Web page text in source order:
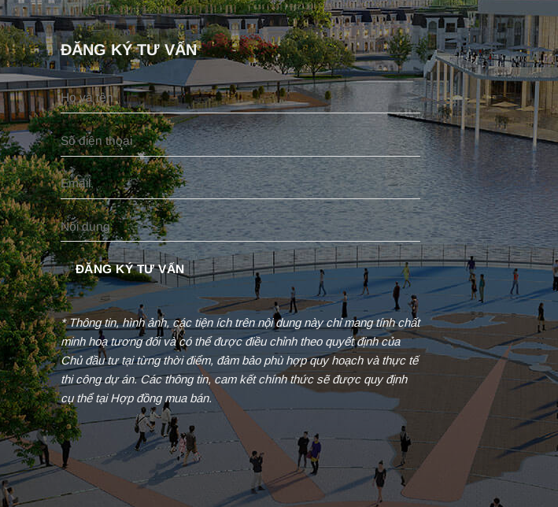
ĐĂNG KÝ TƯ VẤN
* Thông tin, hình ảnh, các tiện ích trên nội dung này chỉ mang tính chất
minh hoạ tương đối và có thể được điều chỉnh theo quyết định của
Chủ đầu tư tại từng thời điểm, đảm bảo phù hợp quy hoạch và thực tế
thi công dự án. Các thông tin, cam kết chính thức sẽ được quy định
cụ thể tại Hợp đồng mua bán.